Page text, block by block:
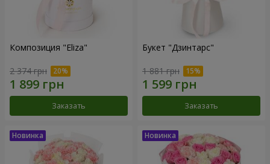
Композиция "Eliza"
2 374 грн
Заказать
Букет "Дзинтарс"
1 881 грн
Заказать